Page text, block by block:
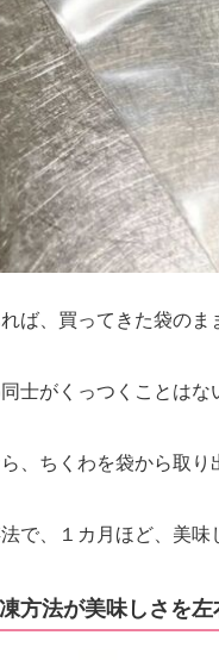
ば、買ってきた袋のま
士がくっつくことはな
、ちくわを袋から取り
で、１カ月ほど、美味
方法が美味しさを左